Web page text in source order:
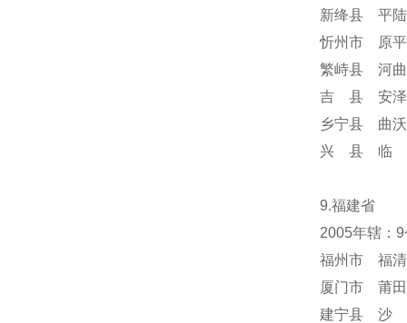
新绛县 平
忻州市 原
繁峙县 河
吉 县 安
乡宁县 曲
兴 县 临
9.福建省
2005年辖：
福州市 福
厦门市 莆
建宁县 沙